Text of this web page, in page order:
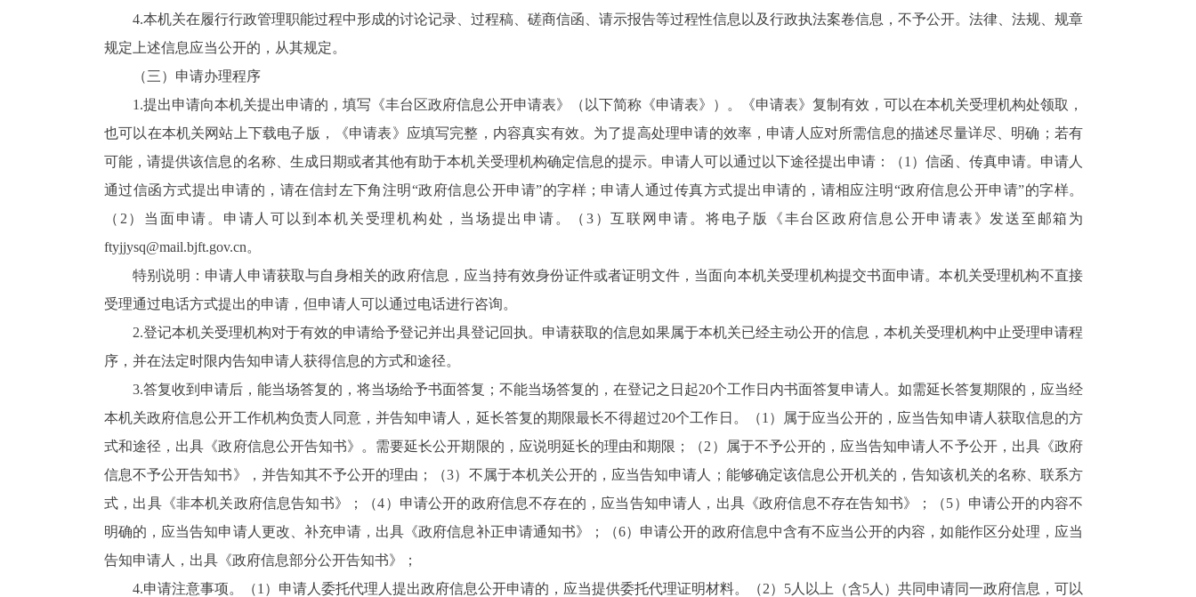
4.本机关在履行行政管理职能过程中形成的讨论记录、过程稿、磋商信函、请示报告等过程性信息以及行政执法案卷信息，不予公开。法律、法规、规章
规定上述信息应当公开的，从其规定。
（三）申请办理程序
1.提出申请向本机关提出申请的，填写《丰台区政府信息公开申请表》（以下简称《申请表》）。《申请表》复制有效，可以在本机关受理机构处领取，
也可以在本机关网站上下载电子版，《申请表》应填写完整，内容真实有效。为了提高处理申请的效率，申请人应对所需信息的描述尽量详尽、明确；若有
可能，请提供该信息的名称、生成日期或者其他有助于本机关受理机构确定信息的提示。申请人可以通过以下途径提出申请：（1）信函、传真申请。申请人
通过信函方式提出申请的，请在信封左下角注明“政府信息公开申请”的字样；申请人通过传真方式提出申请的，请相应注明“政府信息公开申请”的字样。
（2）当面申请。申请人可以到本机关受理机构处，当场提出申请。（3）互联网申请。将电子版《丰台区政府信息公开申请表》发送至邮箱为
ftyjjysq@mail.bjft.gov.cn。
特别说明：申请人申请获取与自身相关的政府信息，应当持有效身份证件或者证明文件，当面向本机关受理机构提交书面申请。本机关受理机构不直接
受理通过电话方式提出的申请，但申请人可以通过电话进行咨询。
2.登记本机关受理机构对于有效的申请给予登记并出具登记回执。申请获取的信息如果属于本机关已经主动公开的信息，本机关受理机构中止受理申请程
序，并在法定时限内告知申请人获得信息的方式和途径。
3.答复收到申请后，能当场答复的，将当场给予书面答复；不能当场答复的，在登记之日起20个工作日内书面答复申请人。如需延长答复期限的，应当经
本机关政府信息公开工作机构负责人同意，并告知申请人，延长答复的期限最长不得超过20个工作日。（1）属于应当公开的，应当告知申请人获取信息的方
式和途径，出具《政府信息公开告知书》。需要延长公开期限的，应说明延长的理由和期限；（2）属于不予公开的，应当告知申请人不予公开，出具《政府
信息不予公开告知书》，并告知其不予公开的理由；（3）不属于本机关公开的，应当告知申请人；能够确定该信息公开机关的，告知该机关的名称、联系方
式，出具《非本机关政府信息告知书》；（4）申请公开的政府信息不存在的，应当告知申请人，出具《政府信息不存在告知书》；（5）申请公开的内容不
明确的，应当告知申请人更改、补充申请，出具《政府信息补正申请通知书》；（6）申请公开的政府信息中含有不应当公开的内容，如能作区分处理，应当
告知申请人，出具《政府信息部分公开告知书》；
4.申请注意事项。（1）申请人委托代理人提出政府信息公开申请的，应当提供委托代理证明材料。（2）5人以上（含5人）共同申请同一政府信息，可以